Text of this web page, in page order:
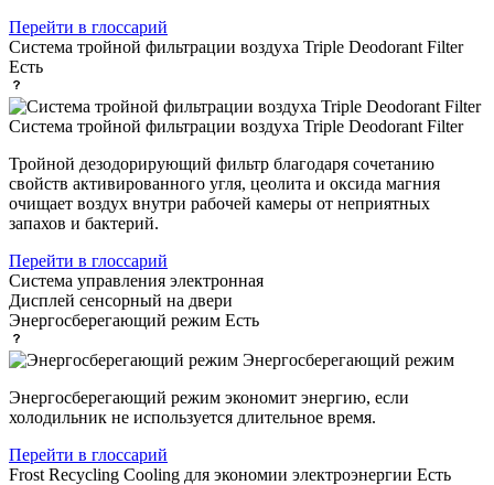
Перейти в глоссарий
Система тройной фильтрации воздуха Triple Deodorant Filter
Есть
Система тройной фильтрации воздуха Triple Deodorant Filter
Тройной дезодорирующий фильтр благодаря сочетанию
свойств активированного угля, цеолита и оксида магния
очищает воздух внутри рабочей камеры от неприятных
запахов и бактерий.
Перейти в глоссарий
Система управления электронная
Дисплей сенсорный на двери
Энергосберегающий режим Есть
Энергосберегающий режим
Энергосберегающий режим экономит энергию, если
холодильник не используется длительное время.
Перейти в глоссарий
Frost Recycling Cooling для экономии электроэнергии Есть